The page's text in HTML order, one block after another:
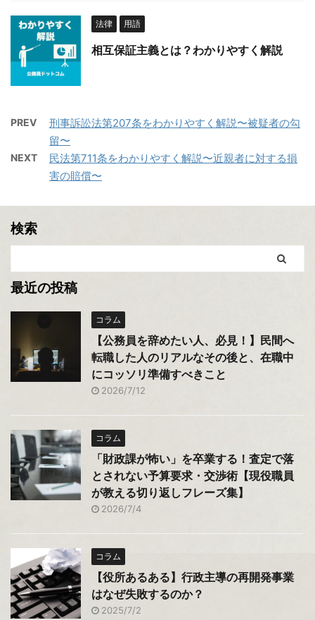
法律 用語
相互保証主義とは？わかりやすく解説
PREV
刑事訴訟法第207条をわかりやすく解説〜被疑者の勾
留〜
NEXT
民法第711条をわかりやすく解説〜近親者に対する損
害の賠償〜
検索
最近の投稿
コラム
【公務員を辞めたい人、必見！】民間へ
転職した人のリアルなその後と、在職中
にコッソリ準備すべきこと
2026/7/12
コラム
「財政課が怖い」を卒業する！査定で落
とされない予算要求・交渉術【現役職員
が教える切り返しフレーズ集】
2026/7/4
コラム
【役所あるある】行政主導の再開発事業
はなぜ失敗するのか？
2025/7/2